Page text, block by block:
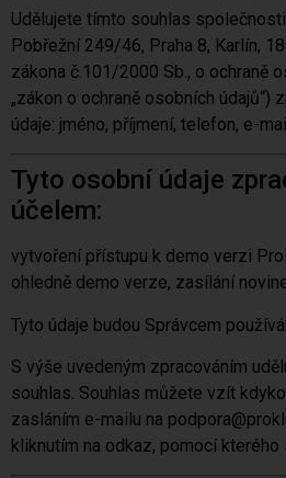
Udělujete tímto souhlas
Pobřežní 249/46, Praha 8, Karlín,
zákona č.101/2000 Sb., o ochraně
„zákon o ochraně osobních údajů“)
údaje: jméno, příjmení, telefon, e-
Tyto osobní údaje
účelem:
vytvoření přístupu k demo verzi
ohledně demo verze, zasílání
Tyto údaje budou Správcem
S výše uvedeným zpracováním
souhlas. Souhlas můžete vzít
zasláním e-mailu na
kliknutím na odkaz, pomocí